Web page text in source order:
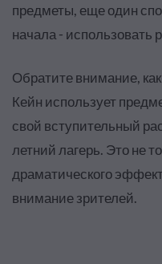
предметы, еще один
начала - использовать
Обратите внимание,
Кейн использует
свой вступительный
летний лагерь. Это не
драматического
внимание зрителей.